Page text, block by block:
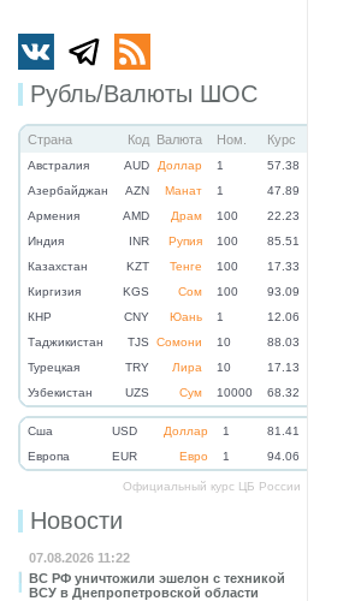
Рубль/Валюты ШОС
Страна Код Валюта Ном. Курс
Австралия AUD Доллар 1
57.38
Азербайджан
AZN Манат 1
47.89
Армения
AMD Драм 100
22.23
Индия
INR Рупия 100
85.51
Казахстан
KZT Тенге 100
17.33
Киргизия
KGS Сом 100
93.09
КНР
CNY Юань 1
12.06
Таджикистан
TJS Сомони 10
88.03
Турецкая
TRY Лира 10
17.13
Узбекистан
UZS Сум 10000 68.32
Cша USD Доллар 1
81.41
Eвропа
EUR Евро 1 94.06
Официальный курс ЦБ России
Новости
07.08.2026 11:22
ВС РФ уничтожили эшелон с техникой
ВСУ в Днепропетровской области